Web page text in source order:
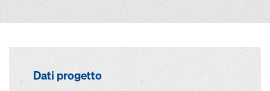
Dati progetto